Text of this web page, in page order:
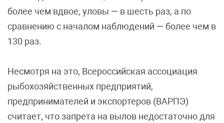
более чем вдвое, уловы — в шесть раз, а по
сравнению с началом наблюдений — более чем в
130 раз.
Несмотря на это, Всероссийская ассоциация
рыбохозяйственных предприятий,
предпринимателей и экспортеров (ВАРПЭ)
считает, что запрета на вылов недостаточно для